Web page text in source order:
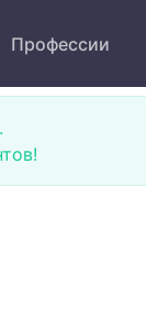
Профессии
.